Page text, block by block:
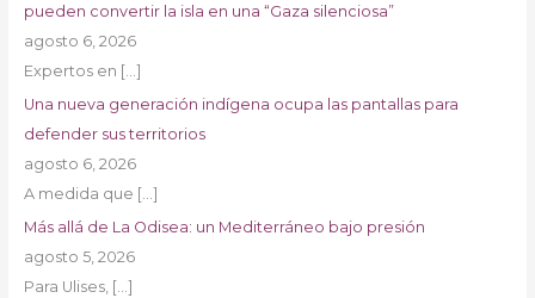
pueden convertir la isla en una “Gaza silenciosa”
agosto 6, 2026
Expertos en […]
Una nueva generación indígena ocupa las pantallas para
defender sus territorios
agosto 6, 2026
A medida que […]
Más allá de La Odisea: un Mediterráneo bajo presión
agosto 5, 2026
Para Ulises, […]